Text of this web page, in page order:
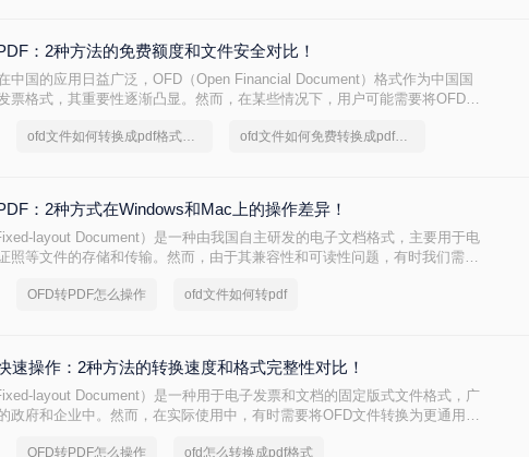
：2种方法的免费额度和文件安全对比！
中国的应用日益广泛，OFD（Open Financial Document）格式作为中国国
票格式，其重要性逐渐凸显。然而，在某些情况下，用户可能需要将OFD文
大家更好地完成这一任务，本文将介绍两种免费的方法，让您轻松实现OFD
ofd文件如何转换成pdf格式免费 ofd文件如何免费转换成pdf格式
：2种方式在Windows和Mac上的操作差异！
layout Document）是一种由我国自主研发的电子文档格式，主要用于电
照等文件的存储和传输。然而，由于其兼容性和可读性问题，有时我们需要
PDF的方法。
OFD转PDF怎么操作 ofd文件如何转pdf
速操作：2种方法的转换速度和格式完整性对比！
layout Document）是一种用于电子发票和文档的固定版式文件格式，广
政府和企业中。然而，在实际使用中，有时需要将OFD文件转换为更通用的
OFD转PDF怎么操作 ofd怎么转换成pdf格式